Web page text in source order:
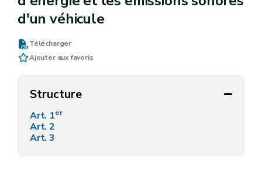
d'un véhicule
Télécharger
Ajouter aux favoris
Structure
Art. 1er
Art. 2
Art. 3